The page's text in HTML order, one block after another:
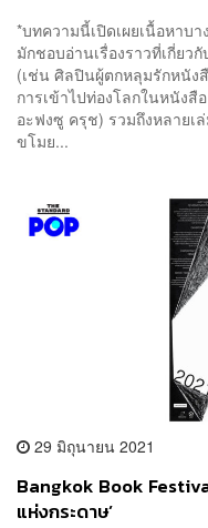
*บทความนี้เปิดเผยเนื้อหา
มักชอบอ่านเรื่องราวที่เกี่ยว
(เช่น ศิลปินผู้ตกหลุมรักหนัง
การเข้าไปท่องโลกในหนัง
อะฟงซู ครุช) รวมถึงหลายเ
ขโมย...
29 มิถุนายน 2021
Bangkok Book
แห่งกระดาษ’